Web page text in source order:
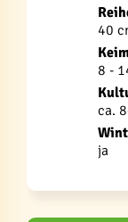
40
8 -
ca.
ja